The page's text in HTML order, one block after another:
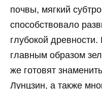
почвы, мягкий
способствовало
глубокой
главным образом
же готовят
Лунцзин, а также